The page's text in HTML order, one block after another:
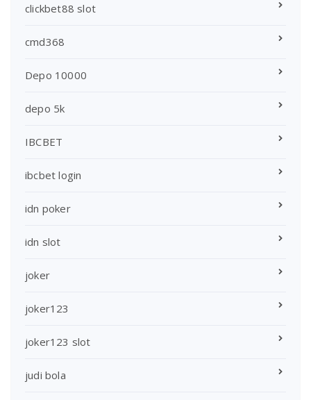
clickbet88 slot
cmd368
Depo 10000
depo 5k
IBCBET
ibcbet login
idn poker
idn slot
joker
joker123
joker123 slot
judi bola